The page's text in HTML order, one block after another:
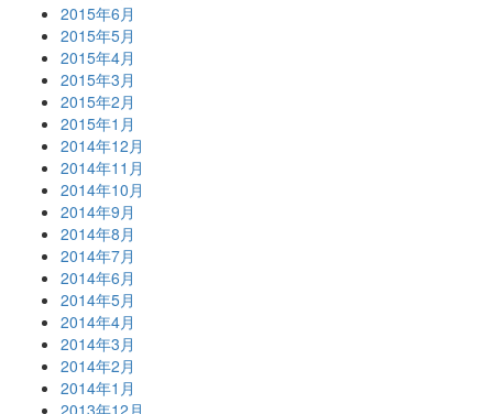
2015年6月
2015年5月
2015年4月
2015年3月
2015年2月
2015年1月
2014年12月
2014年11月
2014年10月
2014年9月
2014年8月
2014年7月
2014年6月
2014年5月
2014年4月
2014年3月
2014年2月
2014年1月
2013年12月